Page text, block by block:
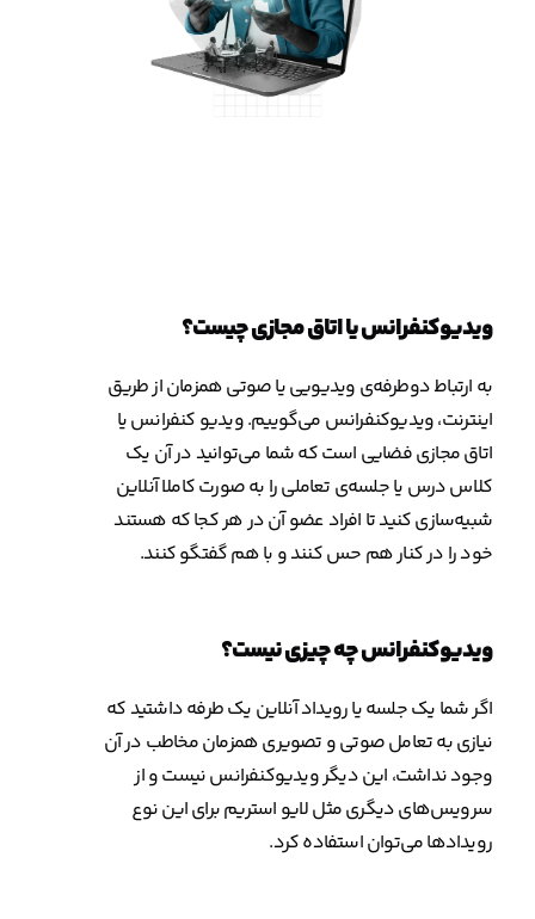
ویدیوکنفرانس یا اتاق مجازی چیست؟
به ارتباط دوطرفه‌ی ویدیویی یا صوتی همزمان از طریق
اینترنت، ویدیوکنفرانس می‌گوییم. ویدیو کنفرانس یا
اتاق مجازی فضایی است که شما می‌توانید در آن یک
کلاس درس یا جلسه‌ی تعاملی را به صورت کاملا آنلاین
شبیه‌سازی کنید تا افراد عضو آن در هر کجا که هستند
خود را در کنار هم حس کنند و با هم گفتگو کنند.
ویدیوکنفرانس چه چیزی نیست؟
اگر شما یک جلسه یا رویداد آنلاین یک طرفه داشتید که
نیازی به تعامل صوتی و تصویری همزمان مخاطب در آن
وجود نداشت، این دیگر ویدیوکنفرانس نیست و از
سرویس‌های دیگری مثل لایو استریم برای این نوع
رویدادها می‌توان استفاده کرد.